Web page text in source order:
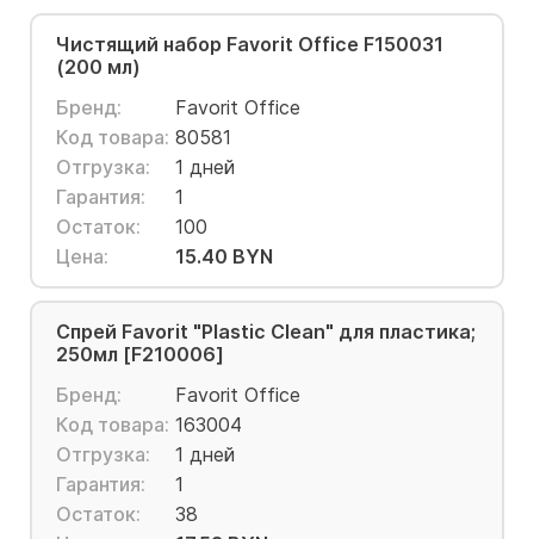
Чистящий набор Favorit Office F150031
(200 мл)
Бренд:
Favorit Office
Код товара: 80581
Отгрузка:
1 дней
Гарантия:
1
Остаток:
100
Цена:
15.40 BYN
Спрей Favorit "Plastic Clean" для пластика;
250мл [F210006]
Бренд:
Favorit Office
Код товара: 163004
Отгрузка:
1 дней
Гарантия:
1
Остаток:
38